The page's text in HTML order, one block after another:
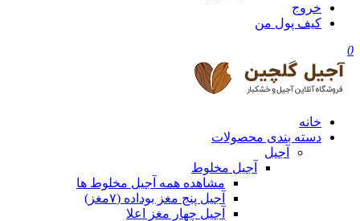
خروج
کیف پول من
0
خانه
دسته بندی محصولات
آجیل
آجیل مخلوط
مشاهده همه آجیل مخلوط ها
آجیل پنج مغز بوداده (۷مغز)
آجیل چهار مغز اعلا